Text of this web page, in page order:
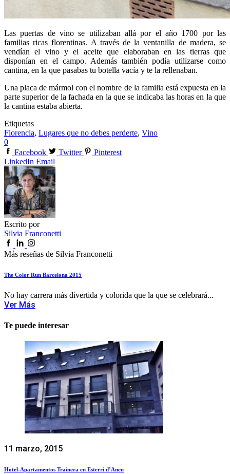
Las puertas de vino se utilizaban allá por el año 1700 por las
familias ricas florentinas. A través de la ventanilla de madera, se
vendían el vino y el aceite que elaboraban en las tierras que
disponían en el campo. Además también podía utilizarse como
cantina, en la que pasabas tu botella vacía y te la rellenaban.
Una placa de mármol con el nombre de la familia está expuesta en la
parte superior de la fachada en la que se indicaba las horas en la que
la cantina estaba abierta.
Etiquetas
Florencia, Lugares que no debes perderte, Vino
0
Facebook
Twitter
Pinterest
LinkedIn Email
Escrito por
Silvia Franconetti
Más reseñas de Silvia Franconetti
The Color Run Barcelona 2015
No hay carrera más divertida y colorida que la que se celebrará...
Ver Más
Te puede interesar
11 marzo, 2015
Hotel-Apartamentos Trainera en Esterri d’Aneu